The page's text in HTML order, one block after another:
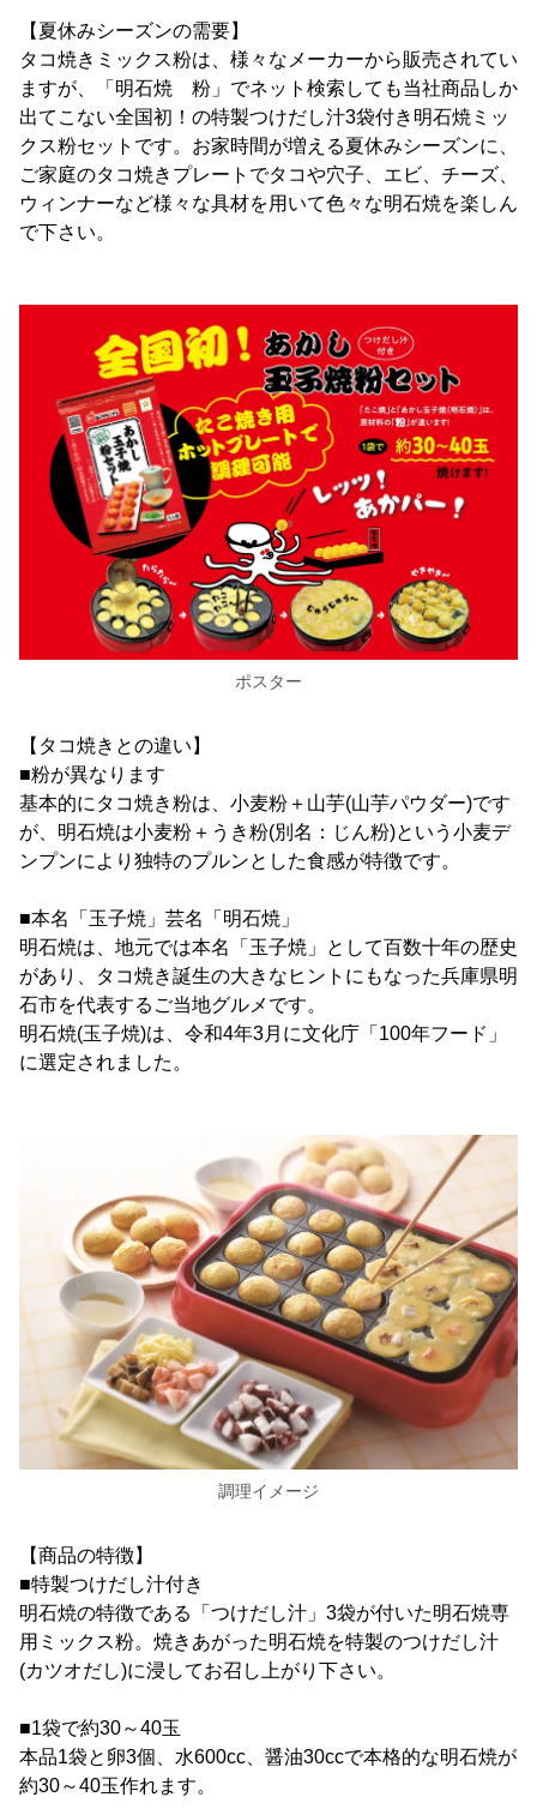
【夏休みシーズンの需要】
タコ焼きミックス粉は、様々なメーカーから販売されてい
ますが、「明石焼 粉」でネット検索しても当社商品しか
出てこない全国初！の特製つけだし汁3袋付き明石焼ミッ
クス粉セットです。お家時間が増える夏休みシーズンに、
ご家庭のタコ焼きプレートでタコや穴子、エビ、チーズ、
ウィンナーなど様々な具材を用いて色々な明石焼を楽しん
で下さい。
ポスター
【タコ焼きとの違い】
■粉が異なります
基本的にタコ焼き粉は、小麦粉＋山芋(山芋パウダー)です
が、明石焼は小麦粉＋うき粉(別名：じん粉)という小麦デ
ンプンにより独特のプルンとした食感が特徴です。
■本名「玉子焼」芸名「明石焼」
明石焼は、地元では本名「玉子焼」として百数十年の歴史
があり、タコ焼き誕生の大きなヒントにもなった兵庫県明
石市を代表するご当地グルメです。
明石焼(玉子焼)は、令和4年3月に文化庁「100年フード」
に選定されました。
調理イメージ
【商品の特徴】
■特製つけだし汁付き
明石焼の特徴である「つけだし汁」3袋が付いた明石焼専
用ミックス粉。焼きあがった明石焼を特製のつけだし汁
(カツオだし)に浸してお召し上がり下さい。
■1袋で約30～40玉
本品1袋と卵3個、水600cc、醤油30ccで本格的な明石焼が
約30～40玉作れます。